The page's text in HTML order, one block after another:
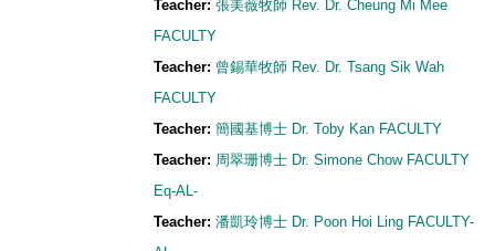
Teacher:張美薇牧師 Rev. Dr. Cheung Mi Mee
FACULTY
Teacher: 曾錫華牧師 Rev. Dr. Tsang Sik Wah
FACULTY
Teacher:簡國基博士 Dr. Toby Kan FACULTY
Teacher: 周翠珊博士 Dr. Simone Chow FACULTY
Eq-AL-
Teacher:潘凱玲博士 Dr. Poon Hoi Ling FACULTY-